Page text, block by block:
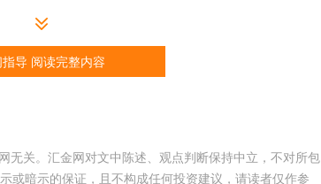
导 阅读完整内容
无关。汇金网对文中陈述、观点判断保持中立，不对所包
或暗示的保证，且不构成任何投资建议，请读者仅作参